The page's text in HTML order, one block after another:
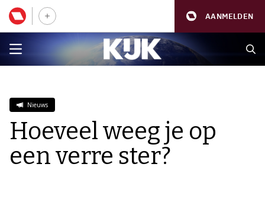
AANMELDEN
Nieuws
Hoeveel weeg je op
een verre ster?